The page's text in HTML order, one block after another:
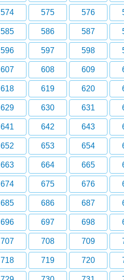
574 575 576
585 586 587
596 597 598
607 608 609
618 619 620
629 630 631
641 642 643
652 653 654
663 664 665
674 675 676
685 686 687
696 697 698
707 708 709
718 719 720